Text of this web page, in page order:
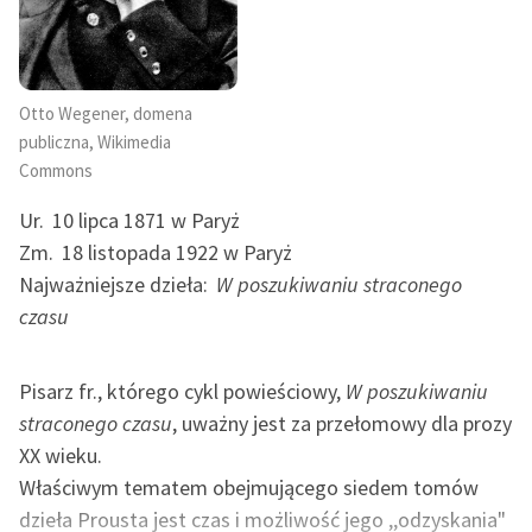
Zasady wykorzystania
Wolnych Lektur
Logotypy
Polityka prywatności
Regulamin biblioteki
Regulamin darowizn
Informacja o treściach
wrażliwych
Otto Wegener, domena
publiczna, Wikimedia
Commons
Ur. 10 lipca 1871 w Paryż
Zm. 18 listopada 1922 w Paryż
Najważniejsze dzieła: W poszukiwaniu straconego
czasu
Pisarz fr., którego cykl powieściowy, W poszukiwaniu
straconego czasu, uważny jest za przełomowy dla prozy
XX wieku.
Właściwym tematem obejmującego siedem tomów
dzieła Prousta jest czas i możliwość jego ,,odzyskania"